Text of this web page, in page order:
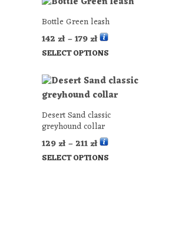
Bottle Green leash
142 zł–179zł
SELECT OPTIONS
Desert Sand classic
greyhound collar
129zł– 211zł
SELECT OPTIONS